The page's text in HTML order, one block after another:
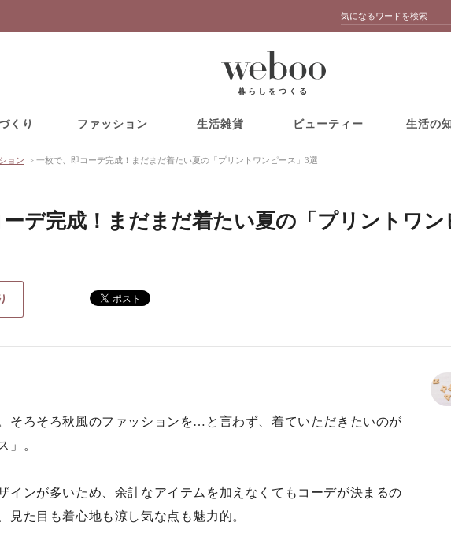
暮らしをつくる
くり ファッション 生活雑貨 ビューティー 生活の
ョン > 一枚で、即コーデ完成！まだまだ着たい夏の「プリントワンピース」3選
デ完成！まだまだ着たい夏の「プリントワン
そろそろ秋風のファッションを…と言わず、着ていただきたいのが
」。
インが多いため、余計なアイテムを加えなくてもコーデが決まるの
見た目も着心地も涼し気な点も魅力的。